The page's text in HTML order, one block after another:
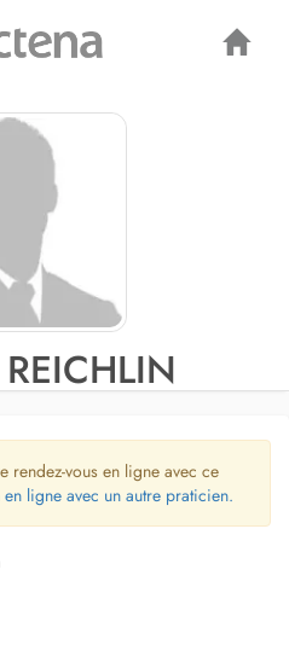
rendez-vous en ligne avec ce
en ligne avec un autre praticien.